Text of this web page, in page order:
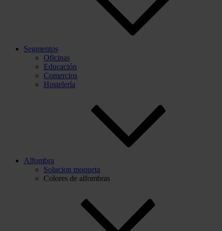
Segmentos
Oficinas
Educación
Comercios
Hostelería
Alfombra
Solucion moqueta
Colores de alfombras